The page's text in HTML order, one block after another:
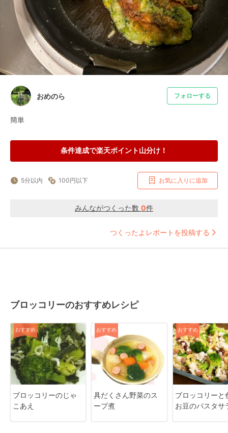
おめのら フォローする
簡単
条件達成で楽天ポイント山分け！
5分以内 100円以下 お気に入りに追加
みんながつくった数 0件
つくったよレポートを投稿する
ブロッコリーのおすすめレシピ
おすすめ
ブロッコリーのじゃ
こあえ
おすすめ
具だくさん野菜のス
ープ煮
おすすめ
ブロッコリーと
お豆のパスタサ